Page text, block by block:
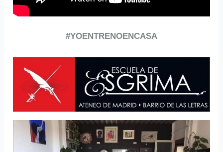
#YOENTRENOENCASA